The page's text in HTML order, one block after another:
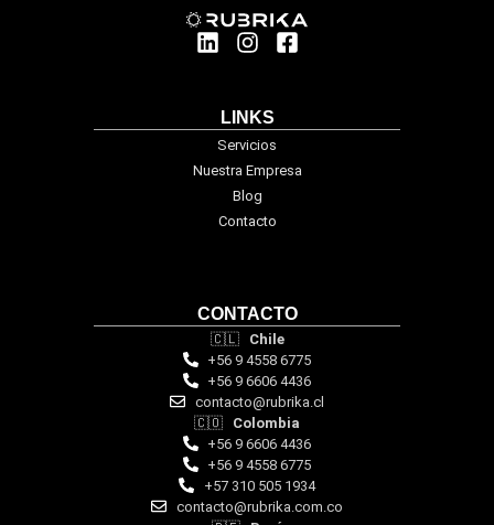
LINKS
Servicios
Nuestra Empresa
Blog
Contacto
CONTACTO
🇨🇱 Chile
+56 9 4558 6775
+56 9 6606 4436
contacto@rubrika.cl
🇨🇴 Colombia
+56 9 6606 4436
+56 9 4558 6775
‪+57 310 505 1934‬
contacto@rubrika.com.co